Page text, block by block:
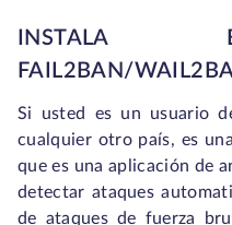
INSTALA
FAIL2BAN/
Si usted es un usuario
cualquier otro país, es
que es una aplicación de
detectar ataques
de ataques de fuerza